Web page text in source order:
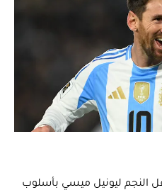
النجم ليونيل ميسي بأسلوب